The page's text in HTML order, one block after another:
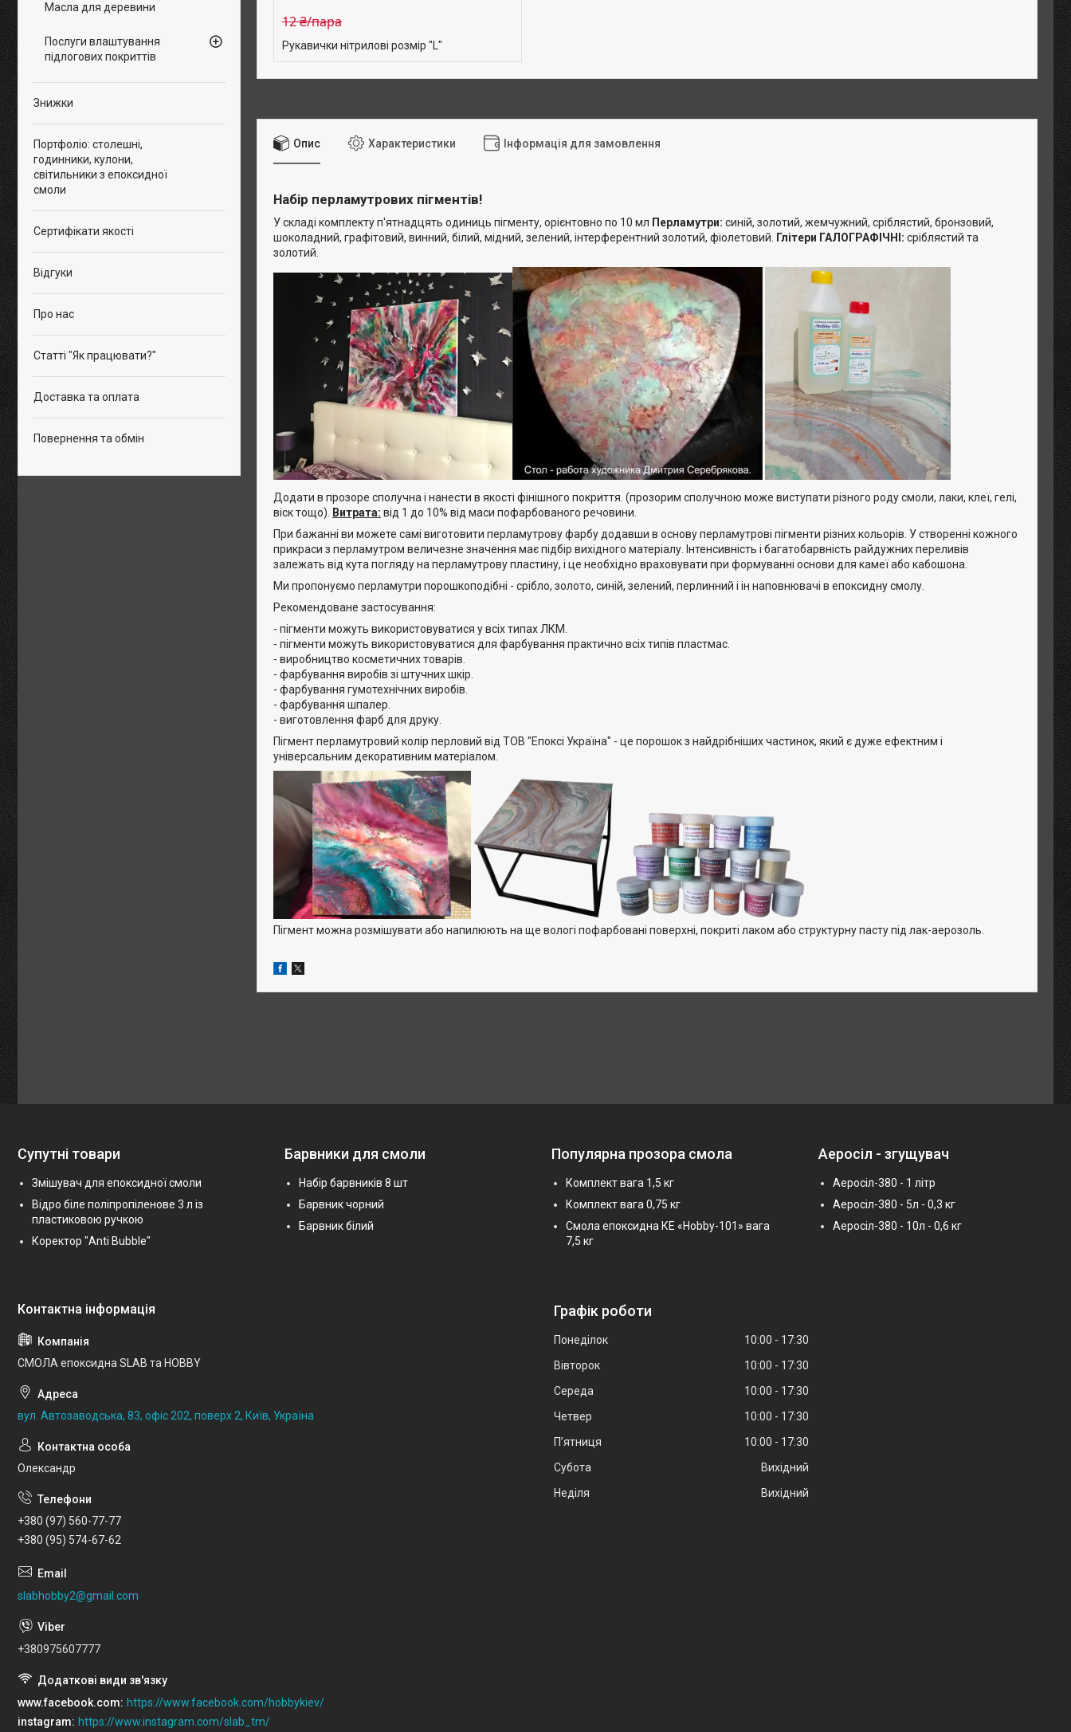
12 ₴/пара
Рукавички нітрилові розмір "L"
Опис Характеристики Інформація для замовлення
Набір перламутрових пігментів!
У складі комплекту п'ятнадцять одиниць пігменту, орієнтовно по 10 мл Перламутри: синій, золотий, жемчужний, сріблястий, бронзовий,
шоколадний, графітовий, винний, білий, мідний, зелений, інтерферентний золотий, фіолетовий.
Глітери ГАЛОГРАФІЧНІ: сріблястий та
золотий.
Додати в прозоре сполучна і нанести в якості фінішного покриття. (прозорим сполучною може виступати різного роду смоли, лаки, клеї, гелі,
віск тощо).
Витрата: від 1 до 10% від маси пофарбованого речовини.
При бажанні ви можете самі виготовити перламутрову фарбу додавши в основу перламутрові пігменти різних кольорів. У створенні кожного
прикраси з перламутром величезне значення має підбір вихідного матеріалу. Інтенсивність і багатобарвність райдужних переливів
залежать від кута погляду на перламутрову пластину, і це необхідно враховувати при формуванні основи для камеї або кабошона.
Ми пропонуємо перламутри порошкоподібні - срібло, золото, синій, зелений, перлинний і ін наповнювачі в епоксидну смолу.
Рекомендоване застосування:
- пігменти можуть використовуватися у всіх типах ЛКМ.
- пігменти можуть використовуватися для фарбування практично всіх типів пластмас.
- виробництво косметичних товарів.
- фарбування виробів зі штучних шкір.
- фарбування гумотехнічних виробів.
- фарбування шпалер.
- виготовлення фарб для друку.
Пігмент перламутровий колір перловий від ТОВ "Епоксі Україна" - це порошок з найдрібніших частинок, який є дуже ефектним і
універсальним декоративним матеріалом.
Пігмент можна розмішувати або напилюють на ще вологі пофарбовані поверхні, покриті лаком або структурну пасту під лак-аерозоль.
Масла для деревини
Послуги влаштування
підлогових покриттів
Знижки
Портфоліо: столешні,
годинники, кулони,
світильники з епоксидної
смоли
Сертифікати якості
Відгуки
Про нас
Статті "Як працювати?"
Доставка та оплата
Повернення та обмін
Супутні товари
Змішувач для епоксидної смоли
Відро біле поліпропіленове 3 л із
пластиковою ручкою
Коректор "Anti Bubble"
Барвники для смоли
Набір барвників 8 шт
Барвник чорний
Барвник білий
Популярна прозора смола
Комплект вага 1,5 кг
Комплект вага 0,75 кг
Смола епоксидна КЕ «Hobby-101» вага
7,5 кг
Аеросіл - згущувач
Аеросіл-380 - 1 літр
Аеросіл-380 - 5л - 0,3 кг
Аеросіл-380 - 10л - 0,6 кг
СМОЛА епоксидна SLAB та HOBBY
вул. Автозаводська, 83, офіс 202, поверх 2, Київ, Україна
Олександр
+380 (97) 560-77-77
+380 (95) 574-67-62
slabhobby2@gmail.com
+380975607777
www.facebook.com
https://www.facebook.com/hobbykiev/
instagram
https://www.instagram.com/slab_tm/
Графік роботи
Понеділок 10:00
17:30
Вівторок
10:00
17:30
Середа
10:00
17:30
Четвер
10:00
17:30
Пʼятниця
10:00
17:30
Субота
Вихідний
Неділя
Вихідний